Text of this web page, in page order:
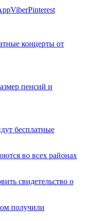
ViberPinterest
концерты от
пенсий и
бесплатные
во всех районах
свидетельство о
получили